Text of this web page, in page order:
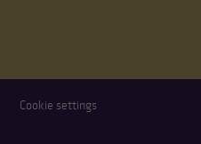
Cookie settings